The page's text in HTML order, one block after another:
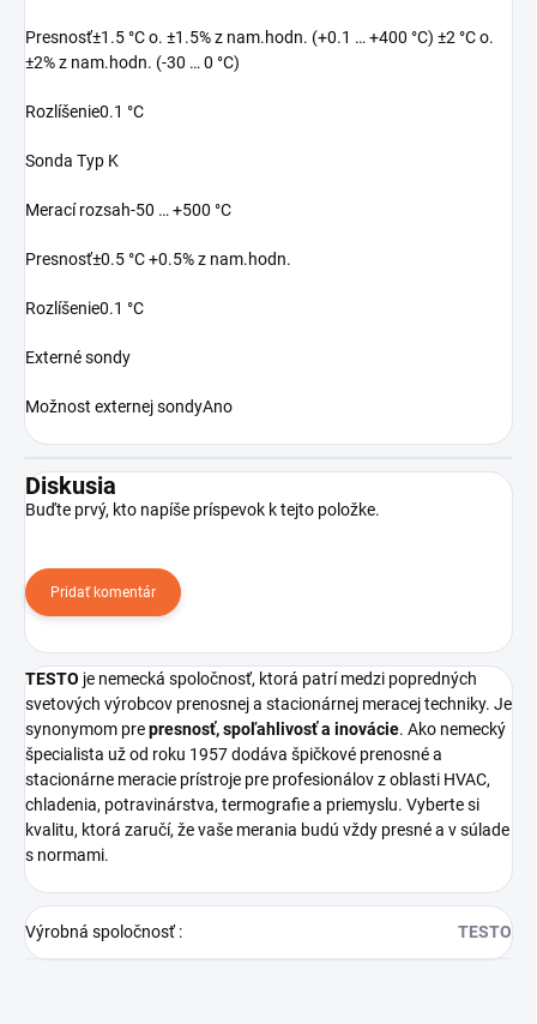
Presnosť±1.5 °C o. ±1.5% z nam.hodn. (+0.1 … +400 °C) ±2 °C o.
±2% z nam.hodn. (-30 … 0 °C)
Rozlíšenie0.1 °C
Sonda Typ K
Merací rozsah-50 … +500 °C
Presnosť±0.5 °C +0.5% z nam.hodn.
Rozlíšenie0.1 °C
Externé sondy
Možnost externej sondyAno
Diskusia
Buďte prvý, kto napíše príspevok k tejto položke.
Pridať komentár
TESTO je nemecká spoločnosť, ktorá patrí medzi popredných
svetových výrobcov prenosnej a stacionárnej meracej techniky. Je
synonymom prepresnosť, spoľahlivosť a inovácie. Ako nemecký
špecialista už od roku 1957 dodáva špičkové prenosné a
stacionárne meracie prístroje pre profesionálov z oblasti HVAC,
chladenia, potravinárstva, termografie a priemyslu. Vyberte si
kvalitu, ktorá zaručí, že vaše merania budú vždy presné a v súlade
s normami.
Výrobná spoločnosť: TESTO